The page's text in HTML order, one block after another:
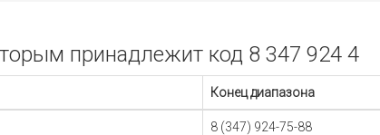
принадлежит код 8 347 924 4
Конец диапазона
8 (347) 924-75-88